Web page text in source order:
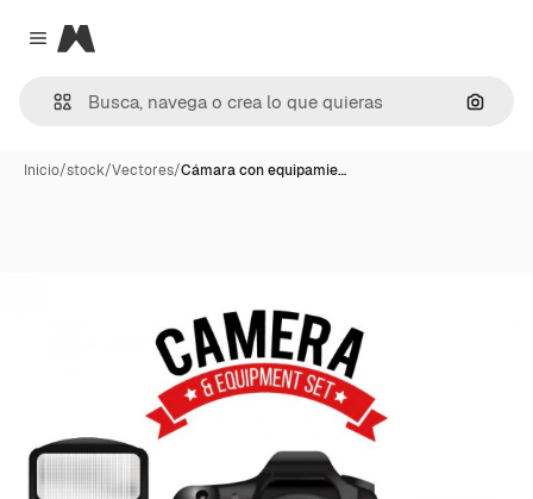
Close menu
Magnific
Inicio/stock/Vectores/Cámara con equipamie…